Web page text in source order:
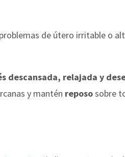
de útero irritable o
descansada, relajada y
y mantén repososobre